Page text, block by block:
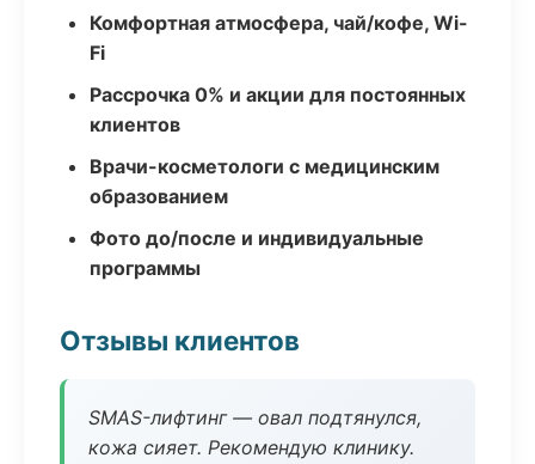
Комфортная атмосфера, чай/кофе, Wi-
Fi
Рассрочка 0% и акции для постоянных
клиентов
Врачи-косметологи с медицинским
образованием
Фото до/после и индивидуальные
программы
Отзывы клиентов
SMAS-лифтинг — овал подтянулся,
кожа сияет. Рекомендую клинику.